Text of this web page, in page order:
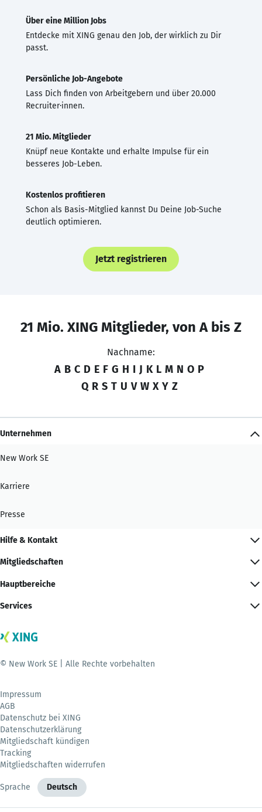
Über eine Million Jobs
Entdecke mit XING genau den Job, der wirklich zu Dir
passt.
Persönliche Job-Angebote
Lass Dich finden von Arbeitgebern und über 20.000
Recruiter·innen.
21 Mio. Mitglieder
Knüpf neue Kontakte und erhalte Impulse für ein
besseres Job-Leben.
Kostenlos profitieren
Schon als Basis-Mitglied kannst Du Deine Job-Suche
deutlich optimieren.
Jetzt registrieren
21 Mio. XING Mitglieder, von A bis Z
Nachname:
A B C D E F G H I J K L M N O P
Q R S T U V W X Y Z
Unternehmen
New Work SE
Karriere
Presse
Hilfe & Kontakt
Mitgliedschaften
Hauptbereiche
Services
© New Work SE | Alle Rechte vorbehalten
Impressum
AGB
Datenschutz bei XING
Datenschutzerklärung
Mitgliedschaft kündigen
Tracking
Mitgliedschaften widerrufen
Sprache Deutsch